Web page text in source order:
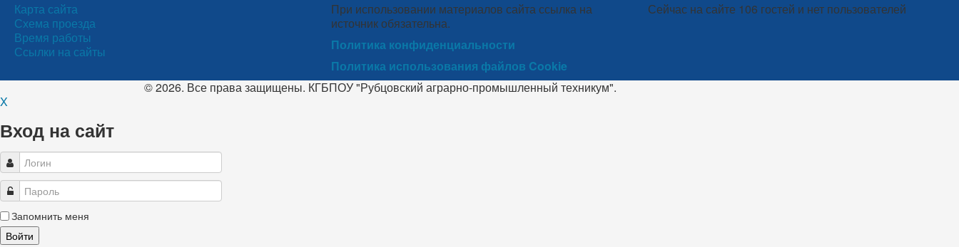
Карта сайта
Схема проезда
Время работы
Ссылки на сайты
При использовании материалов сайта ссылка на
источник обязательна.
Политика конфиденциальности
Политика использования файлов Cookie
Сейчас на сайте 106 гостей и нет пользователей
© 2026. Все права защищены. КГБПОУ "Рубцовский аграрно-промышленный техникум".
X
Вход на сайт
Запомнить меня
Войти